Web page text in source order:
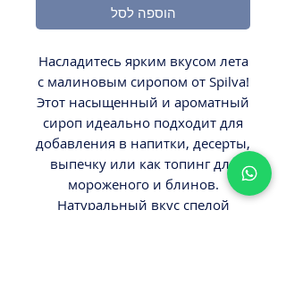
הוספה לסל
Насладитесь ярким вкусом лета
с малиновым сиропом от Spilva!
Этот насыщенный и ароматный
сироп идеально подходит для
добавления в напитки, десерты,
выпечку или как топинг для
мороженого и блинов.
Натуральный вкус спелой